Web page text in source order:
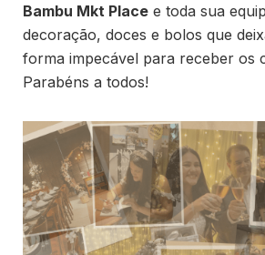
Bambu Mkt Place e toda sua
decoração, doces e bolos que
forma impecável para receber os
Parabéns a todos!